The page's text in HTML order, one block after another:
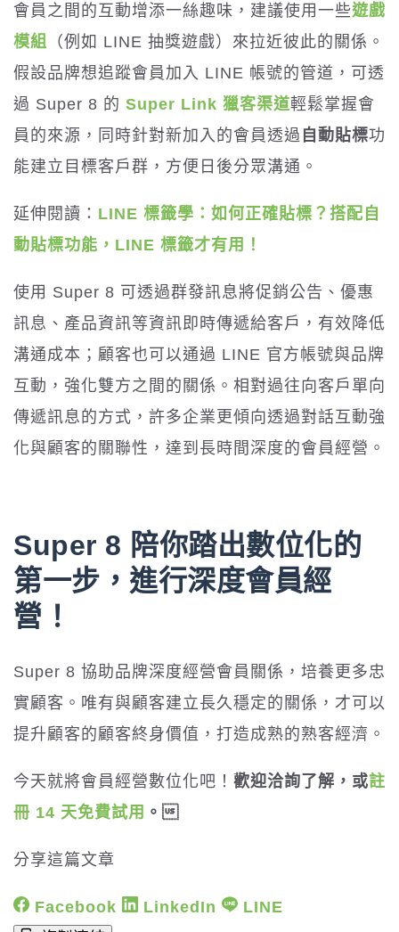
會員之間的互動增添一絲趣味，建議使用一些遊戲
模組
（例如 LINE 抽獎遊戲）來拉近彼此的關係。
假設品牌想追蹤會員加入 LINE 帳號的管道，可透
過 Super 8 的 Super Link 獵客渠道輕鬆掌握會
員的來源，同時針對新加入的會員透過 自動貼標功
能建立目標客戶群，方便日後分眾溝通。
延伸閱讀： LINE 標籤學：如何正確貼標？搭配自
動貼標功能，LINE 標籤才有用！
使用 Super 8 可透過群發訊息將促銷公告、優惠
訊息、產品資訊等資訊即時傳遞給客戶，有效降低
溝通成本；顧客也可以通過 LINE 官方帳號與品牌
互動，強化雙方之間的關係。相對過往向客戶單向
傳遞訊息的方式，許多企業更傾向透過對話互動強
化與顧客的關聯性，達到長時間深度的會員經營。
Super 8 陪你踏出數位化的
第一步，進行深度會員經
營！
Super 8 協助品牌深度經營會員關係，培養更多忠
實顧客。唯有與顧客建立長久穩定的關係，才可以
提升顧客的顧客終身價值，打造成熟的熟客經濟。
今天就將會員經營數位化吧！ 歡迎洽詢了解，或註
冊 14 天免費試用 。
分享這篇文章
Facebook LinkedIn
LINE